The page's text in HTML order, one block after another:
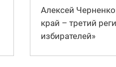
Алексей
край – третий
избирателей»